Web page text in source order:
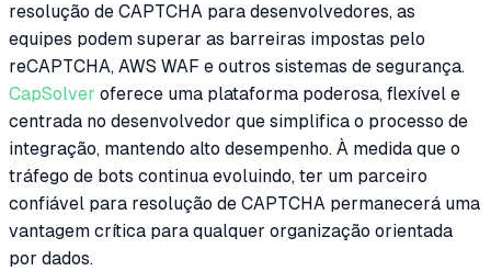
resolução de CAPTCHA para desenvolvedores, as
equipes podem superar as barreiras impostas pelo
reCAPTCHA, AWS WAF e outros sistemas de segurança.
CapSolver oferece uma plataforma poderosa, flexível e
centrada no desenvolvedor que simplifica o processo de
integração, mantendo alto desempenho. À medida que o
tráfego de bots continua evoluindo, ter um parceiro
confiável para resolução de CAPTCHA permanecerá uma
vantagem crítica para qualquer organização orientada
por dados.